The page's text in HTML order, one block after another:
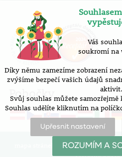
Pobočky
prohlášení o
Vytvořilo
Váš
soukromí na
Díky němu zamezíme zobrazení
zvýšíme bezpečí vašich údajů
aktivit.
Svůj souhlas můžete
Souhlas udělíte kliknutím na
Upřesnit nastavení
ROZUMÍM A